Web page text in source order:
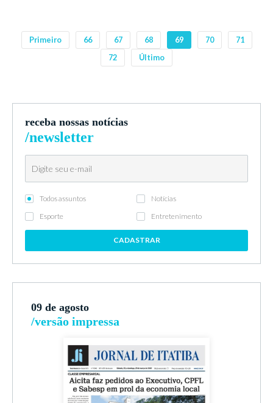
Primeiro 66 67 68 69 70
71
72
Último
receba nossas notícias
/newsletter
Todos assuntos
Notícias
Esporte
Entretenimento
CADASTRAR
09 de agosto
/versão impressa